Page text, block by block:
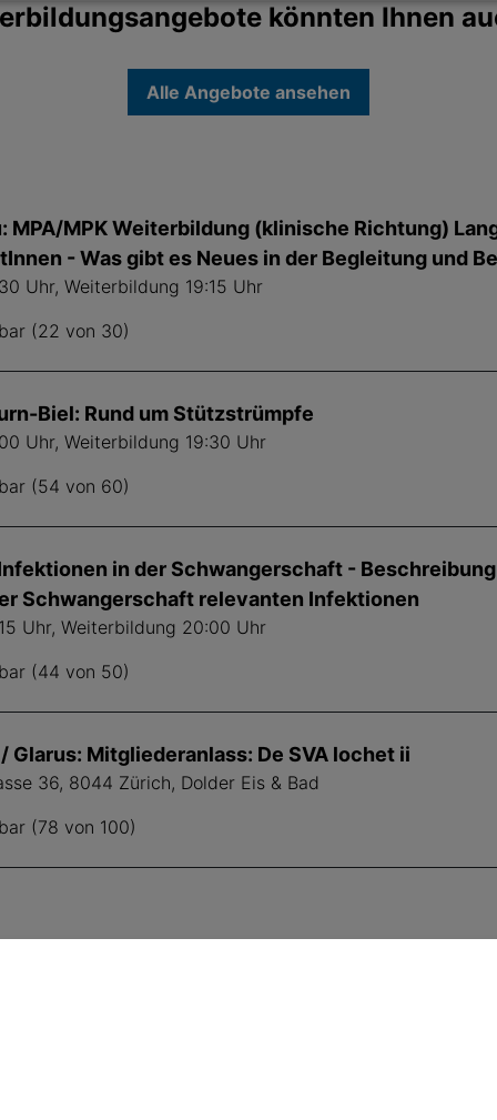
könnten Ihnen
Alle Angebote ansehen
MPA/MPK Weiterbildung (klinische Richtung)
- Was gibt es Neues in der Begleitung und
Uhr, Weiterbildung 19:15 Uhr
(22 von 30)
Biel: Rund um Stützstrümpfe
Uhr, Weiterbildung 19:30 Uhr
(54 von 60)
in der Schwangerschaft -
Schwangerschaft relevanten Infektionen
Uhr, Weiterbildung 20:00 Uhr
(44 von 50)
Glarus: Mitgliederanlass: De SVA lochet ii
36, 8044 Zürich, Dolder Eis & Bad
(78 von 100)